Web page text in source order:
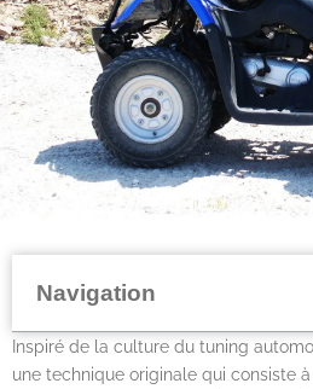
Navigation
Inspiré de la culture du tuning
une technique originale qui consiste à